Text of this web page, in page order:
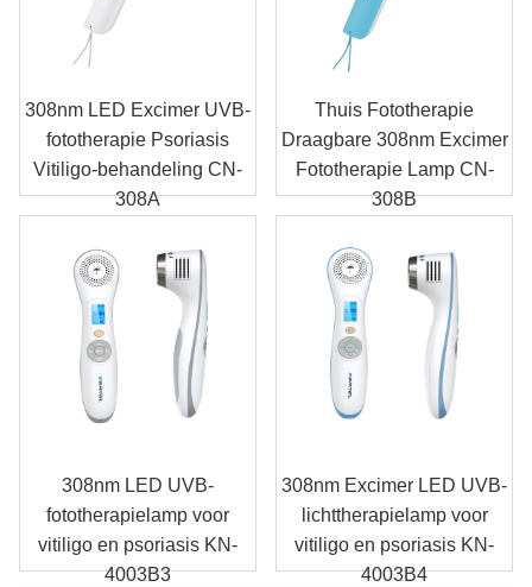
308nm LED Excimer UVB-
fototherapie Psoriasis
Vitiligo-behandeling CN-
308A
Thuis Fototherapie
Draagbare 308nm Excimer
Fototherapie Lamp CN-
308B
308nm LED UVB-
fototherapielamp voor
vitiligo en psoriasis KN-
4003B3
308nm Excimer LED UVB-
lichttherapielamp voor
vitiligo en psoriasis KN-
4003B4